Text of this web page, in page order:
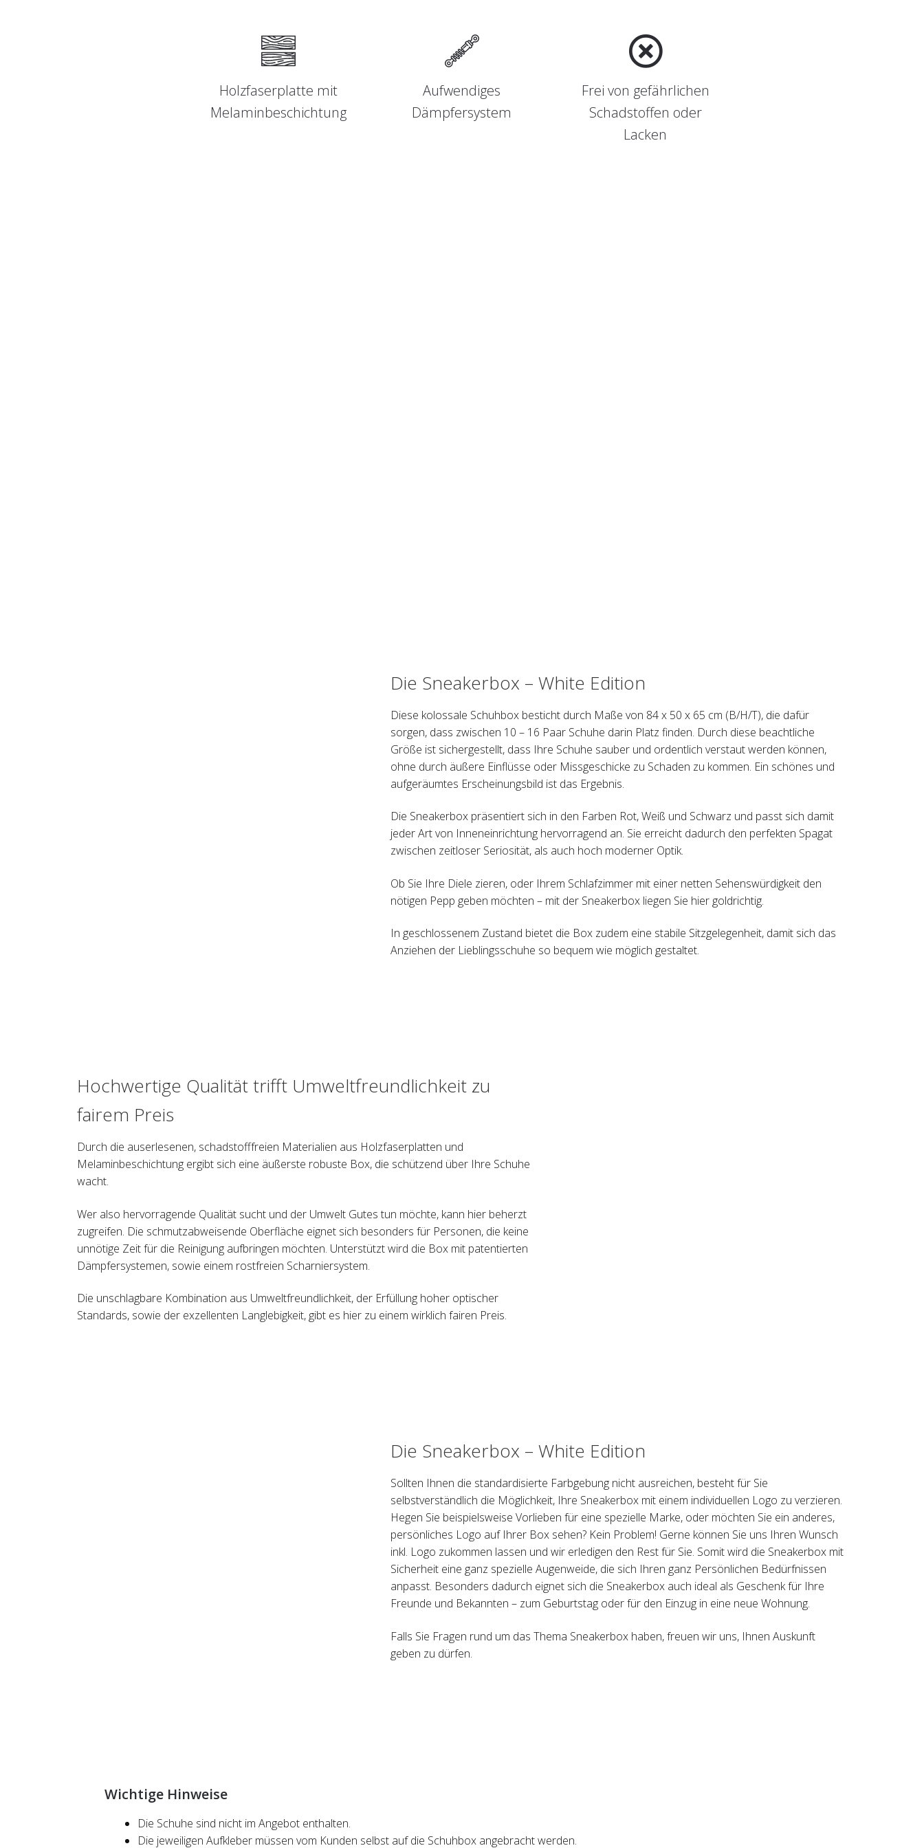
Holzfaserplatte mit
Melaminbeschichtung
Aufwendiges
Dämpfersystem
Frei von gefährlichen
Schadstoffen oder
Lacken
Die Sneakerbox – White Edition
Diese kolossale Schuhbox besticht durch Maße von 84 x 50 x 65 cm (B/H/T), die dafür
sorgen, dass zwischen 10 – 16 Paar Schuhe darin Platz finden. Durch diese beachtliche
Größe ist sichergestellt, dass Ihre Schuhe sauber und ordentlich verstaut werden können,
ohne durch äußere Einflüsse oder Missgeschicke zu Schaden zu kommen. Ein schönes und
aufgeräumtes Erscheinungsbild ist das Ergebnis.
Die Sneakerbox präsentiert sich in den Farben Rot, Weiß und Schwarz und passt sich damit
jeder Art von Inneneinrichtung hervorragend an. Sie erreicht dadurch den perfekten Spagat
zwischen zeitloser Seriosität, als auch hoch moderner Optik.
Ob Sie Ihre Diele zieren, oder Ihrem Schlafzimmer mit einer netten Sehenswürdigkeit den
nötigen Pepp geben möchten – mit der Sneakerbox liegen Sie hier goldrichtig.
In geschlossenem Zustand bietet die Box zudem eine stabile Sitzgelegenheit, damit sich das
Anziehen der Lieblingsschuhe so bequem wie möglich gestaltet.
Hochwertige Qualität trifft Umweltfreundlichkeit zu
fairem Preis
Durch die auserlesenen, schadstofffreien Materialien aus Holzfaserplatten und
Melaminbeschichtung ergibt sich eine äußerste robuste Box, die schützend über Ihre Schuhe
wacht.
Wer also hervorragende Qualität sucht und der Umwelt Gutes tun möchte, kann hier beherzt
zugreifen. Die schmutzabweisende Oberfläche eignet sich besonders für Personen, die keine
unnötige Zeit für die Reinigung aufbringen möchten. Unterstützt wird die Box mit patentierten
Dämpfersystemen, sowie einem rostfreien Scharniersystem.
Die unschlagbare Kombination aus Umweltfreundlichkeit, der Erfüllung hoher optischer
Standards, sowie der exzellenten Langlebigkeit, gibt es hier zu einem wirklich fairen Preis.
Die Sneakerbox – White Edition
Sollten Ihnen die standardisierte Farbgebung nicht ausreichen, besteht für Sie
selbstverständlich die Möglichkeit, Ihre Sneakerbox mit einem individuellen Logo zu verzieren.
Hegen Sie beispielsweise Vorlieben für eine spezielle Marke, oder möchten Sie ein anderes,
persönliches Logo auf Ihrer Box sehen? Kein Problem! Gerne können Sie uns Ihren Wunsch
inkl. Logo zukommen lassen und wir erledigen den Rest für Sie. Somit wird die Sneakerbox mit
Sicherheit eine ganz spezielle Augenweide, die sich Ihren ganz Persönlichen Bedürfnissen
anpasst. Besonders dadurch eignet sich die Sneakerbox auch ideal als Geschenk für Ihre
Freunde und Bekannten – zum Geburtstag oder für den Einzug in eine neue Wohnung.
Falls Sie Fragen rund um das Thema Sneakerbox haben, freuen wir uns, Ihnen Auskunft
geben zu dürfen.
Wichtige Hinweise
Die Schuhe sind nicht im Angebot enthalten.
Die jeweiligen Aufkleber müssen vom Kunden selbst auf die Schuhbox angebracht werden.